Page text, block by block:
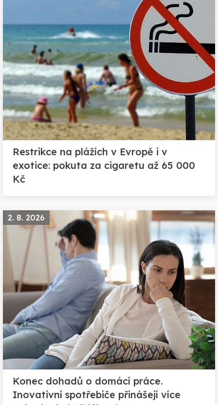
Restrikce na plážích v Evropě i v
exotice: pokuta za cigaretu až 65 000
Kč
2. 8. 2026
Konec dohadů o domácí práce.
Inovativní spotřebiče přinášejí více